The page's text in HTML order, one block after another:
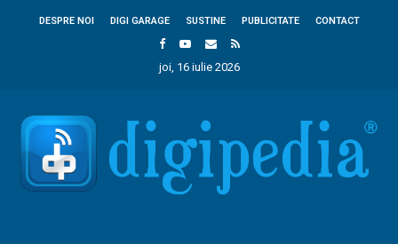
DESPRE NOI DIGI GARAGE SUSTINE PUBLICITATE CONTACT
joi, 16 iulie 2026